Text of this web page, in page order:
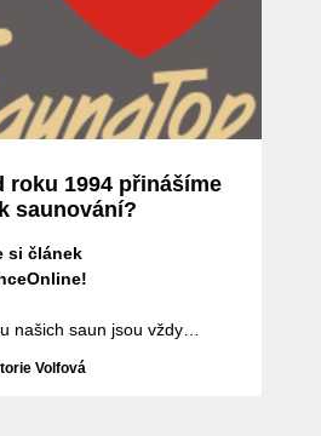
roku 1994 přinášíme
saunování?
si článek
našich saun jsou vždy
Volfová